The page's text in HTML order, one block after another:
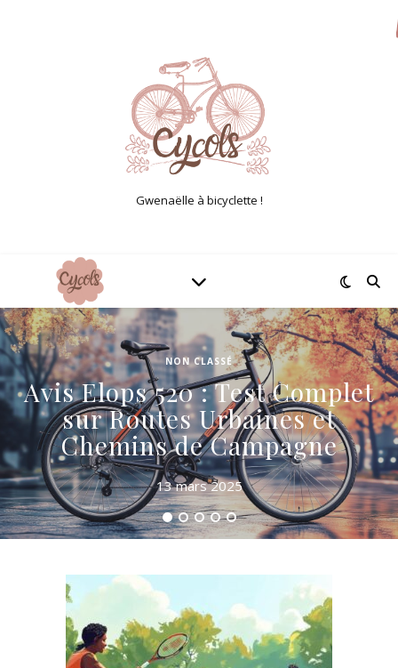
Gwenaëlle à bicyclette !
NON CLASSÉ
Avis Elops 520 : Test Complet
sur Routes Urbaines et
Chemins de Campagne
13 mars 2025